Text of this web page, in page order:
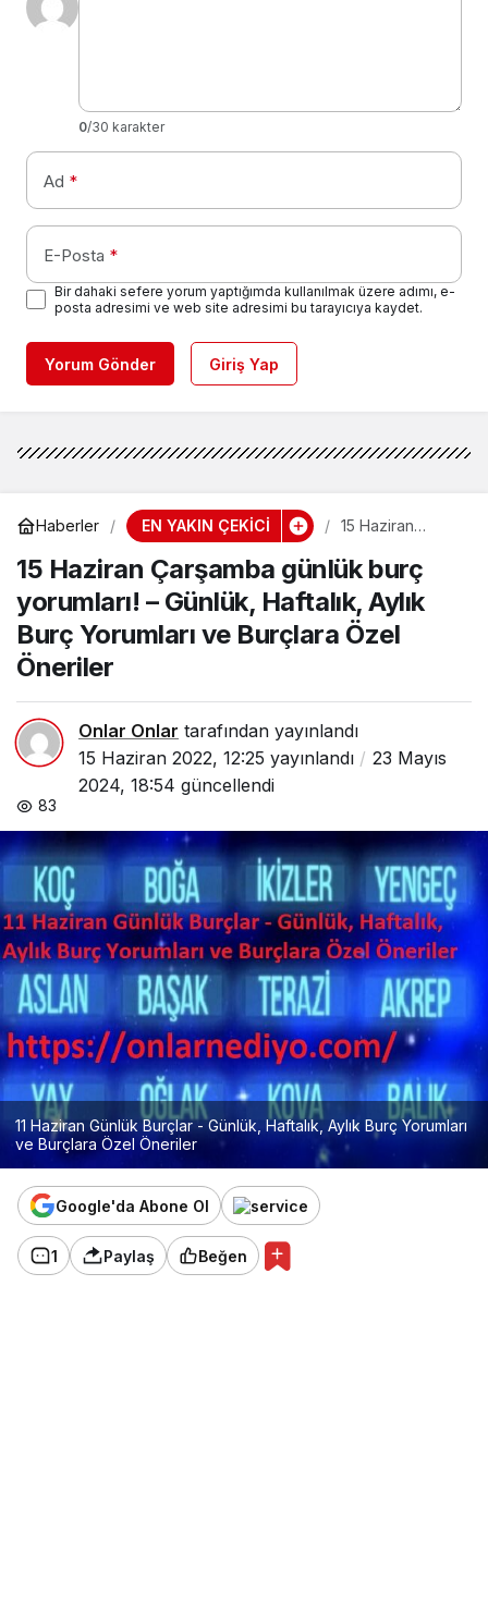
0/30 karakter
Ad *
E-Posta *
Bir dahaki sefere yorum yaptığımda kullanılmak üzere adımı, e-
posta adresimi ve web site adresimi bu tarayıcıya kaydet.
Yorum Gönder Giriş Yap
Haberler EN YAKIN ÇEKİCİ
15 Haziran
günlük burç
yorumları! –
Günlük, Haftalık,
Aylık Burç
Yorumları ve
15 Haziran Çarşamba günlük burç
yorumları! – Günlük, Haftalık, Aylık
Burç Yorumları ve Burçlara Özel
Öneriler
Onlar Onlar tarafından yayınlandı
15 Haziran 2022, 12:25 yayınlandı
23 Mayıs
2024, 18:54 güncellendi
83
11 Haziran Günlük Burçlar - Günlük, Haftalık, Aylık Burç Yorumları
ve Burçlara Özel Öneriler
Google'da Abone Ol
1 Paylaş Beğen